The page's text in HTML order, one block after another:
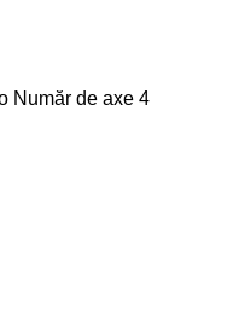
Număr de axe 4